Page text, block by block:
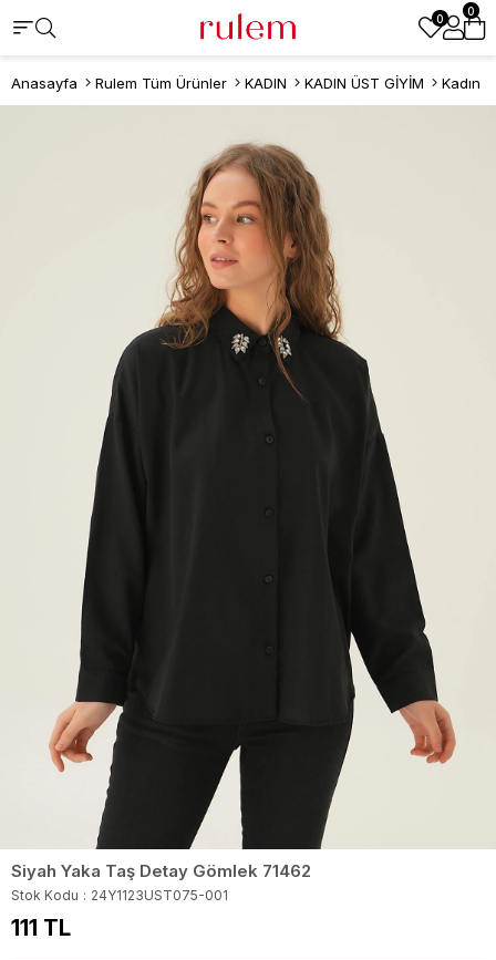
0
0
Anasayfa Rulem Tüm Ürünler KADIN KADIN ÜST GİYİM Kadın
Siyah Yaka Taş Detay Gömlek 71462
Stok Kodu 24Y1123UST075-001
111 TL